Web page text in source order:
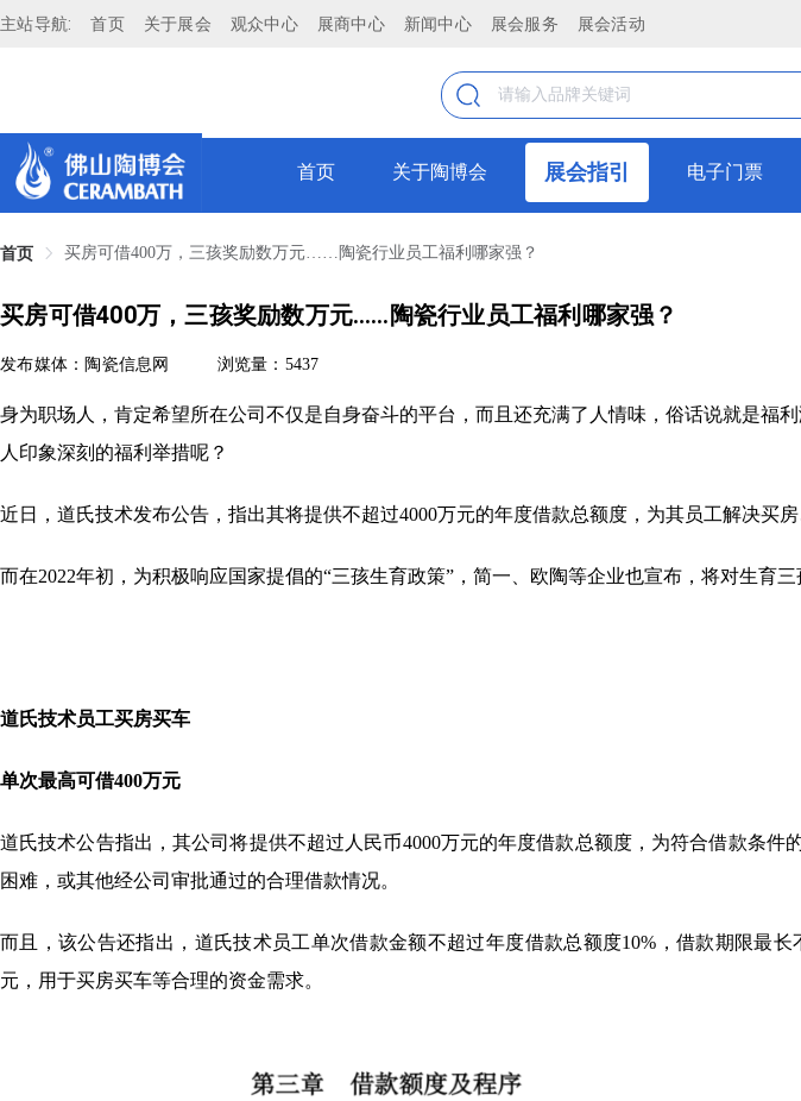
主站导航: 首页 关于展会 观众中心 展商中心 新闻中心 展会服务 展会活动
首页 关于陶博会 展会指引 电子门票
首页 买房可借400万，三孩奖励数万元……陶瓷行业员工福利哪家强？
买房可借400万，三孩奖励数万元……陶瓷行业员工福利哪家强？
发布媒体：陶瓷信息网 浏览量：5437
身为职场人，肯定希望所在公司不仅是自身奋斗的平台，而且还充满了人情味，俗话说就是福
人印象深刻的福利举措呢？
近日，道氏技术发布公告，指出其将提供不超过4000万元的年度借款总额度，为其员工解决买房
而在2022年初，为积极响应国家提倡的“三孩生育政策”，简一、欧陶等企业也宣布，将对生育三
道氏技术员工买房买车
单次最高可借400万元
道氏技术公告指出，其公司将提供不超过人民币4000万元的年度借款总额度，为符合借款条
困难，或其他经公司审批通过的合理借款情况。
而且，该公告还指出，道氏技术员工单次借款金额不超过年度借款总额度10%，借款期限最
元，用于买房买车等合理的资金需求。